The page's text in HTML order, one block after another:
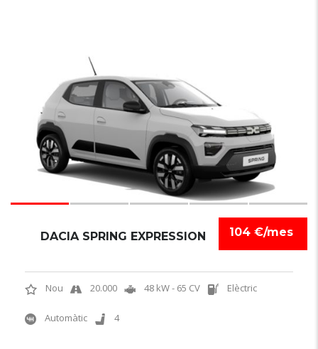
104 €/mes
DACIA SPRING EXPRESSION
Nou 20.000 48 kW - 65 CV Elèctric
Automàtic 4